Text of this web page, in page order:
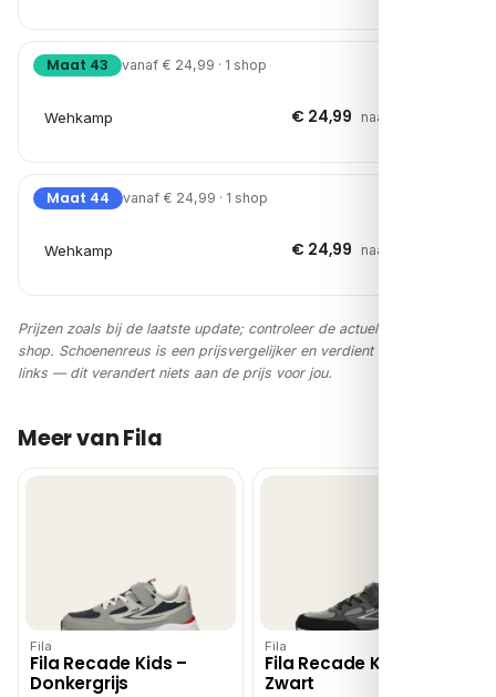
Maat 43 vanaf € 24,99 · 1 shop
Wehkamp € 24,99 naar shop →
Maat 44 vanaf € 24,99 · 1 shop
Wehkamp € 24,99 naar shop →
Prijzen zoals bij de laatste update; controleer de actuele prijs in de
shop. Schoenenreus is een prijsvergelijker en verdient via affiliate-
links — dit verandert niets aan de prijs voor jou.
Meer van Fila
Fila
Fila Recade Kids –
Donkergrijs
Fila
Fila Recade Kids –
Zwart